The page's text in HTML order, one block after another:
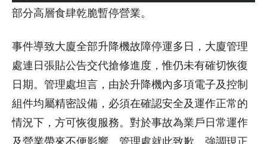
部分高層食肆乾脆暫停營業。
事件導致大廈全部升降機故障停運多日，大廈管理
處連日張貼公告交代搶修進度，惟仍未有確切恢復
日期。管理處坦言，由於升降機內多項電子及控制
組件均屬精密設備，必須在確認安全及運作正常的
情況下，方可恢復服務。對於事故為業戶日常運作